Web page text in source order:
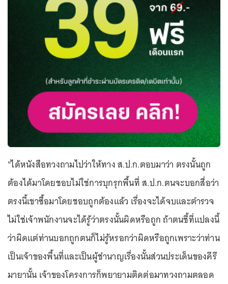
"ได้หนังสือทวงถามไปว่าให้ทาง ส.ป.ก.ตอบมาว่า ตรงนั้นถูก
ต้องได้มาโดยชอบไม่ใช่การบุกรุกพื้นที่ ส.ป.ก.ตนจะบอกสื่อว่า
ตรงนี้เขาซื้อมาโดยชอบถูกต้องแล้ว เรื่องจะได้จบและตำรวจ
ไม่ใช่เจ้าพนักงานจะได้รู้ว่าตรงนั้นผิดหรือถูก ถ้าตนชี้ที่แปลงนี้
ว่าผิดแต่ท่านบอกถูกตนก็ไม่รู้หรอกว่าผิดหรือถูกเพราะว่าท่าน
เป็นเจ้าของพื้นที่และเป็นผู้ชำนาญเรื่องนั้นส่วนประเด็นของคีรี
มายานั้น เจ้าของโครงการก็พยายามติดต่อมาทวงถามตลอด